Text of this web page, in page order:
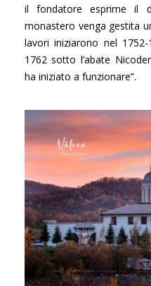
il fondatore esprime il
monastero venga gestita
lavori iniziarono nel
1762 sotto l’abate
ha iniziato a funzionare”.